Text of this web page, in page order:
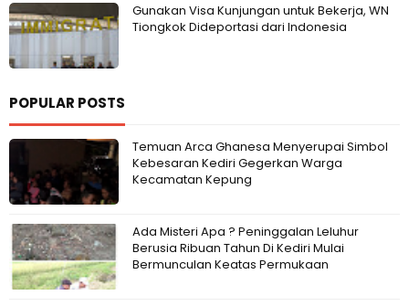
Gunakan Visa Kunjungan untuk Bekerja, WN
Tiongkok Dideportasi dari Indonesia
POPULAR POSTS
Temuan Arca Ghanesa Menyerupai Simbol
Kebesaran Kediri Gegerkan Warga
Kecamatan Kepung
Ada Misteri Apa ? Peninggalan Leluhur
Berusia Ribuan Tahun Di Kediri Mulai
Bermunculan Keatas Permukaan